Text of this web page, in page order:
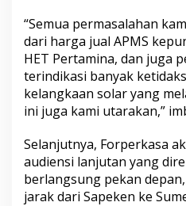
“Semua permasalahan
dari harga jual APMS
HET Pertamina, dan juga
terindikasi banyak
kelangkaan solar yang
ini juga kami utarakan,”
Selanjutnya, Forperkasa
audiensi lanjutan yang
berlangsung pekan
jarak dari Sapeken ke